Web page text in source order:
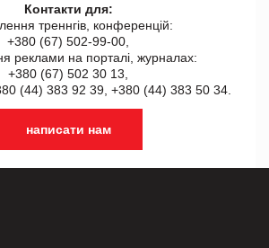
Контакти для:
треннгів, конференцій:
+380 (67) 502-99-00,
реклами на порталі, журналах:
+380 (67) 502 30 13,
(44) 383 92 39, +380 (44) 383 50 34.
написати нам